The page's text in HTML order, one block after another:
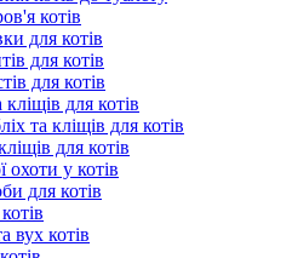
котів
для котів
для котів
для котів
для котів
та кліщів для котів
для котів
охоти у котів
для котів
вух котів